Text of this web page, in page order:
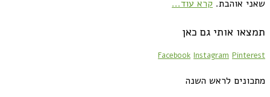
שאני אוהבת. קרא עוד...
תמצאו אותי גם כאן
Facebook Instagram Pinterest
מתכונים לראש השנה